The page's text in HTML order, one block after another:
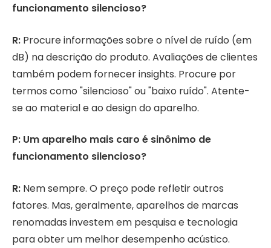
funcionamento silencioso?
R: Procure informações sobre o nível de ruído (em
dB) na descrição do produto. Avaliações de clientes
também podem fornecer insights. Procure por
termos como "silencioso" ou "baixo ruído". Atente-
se ao material e ao design do aparelho.
P: Um aparelho mais caro é sinônimo de
funcionamento silencioso?
R: Nem sempre. O preço pode refletir outros
fatores. Mas, geralmente, aparelhos de marcas
renomadas investem em pesquisa e tecnologia
para obter um melhor desempenho acústico.